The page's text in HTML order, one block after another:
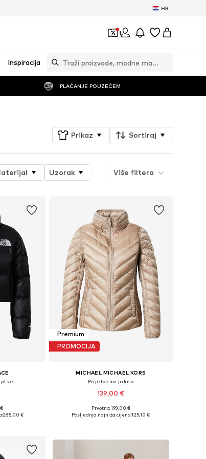
HR
1
Inspiracija
PLAĆANJE POUZEĆEM
Prikaz Sortiraj
Uzorak Svojstva proizvoda
Više filtera
M, L, XL
285,00 €
Premium
PROMOCIJA
MICHAEL MICHAEL KORS
Prijelazna jakna
139,00 €
Dostupne veličine: XS, S, M, L
Prvotno: 199,00 €
Posljednja najniža cijena:125,10 €